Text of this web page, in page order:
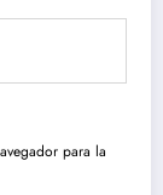
para la